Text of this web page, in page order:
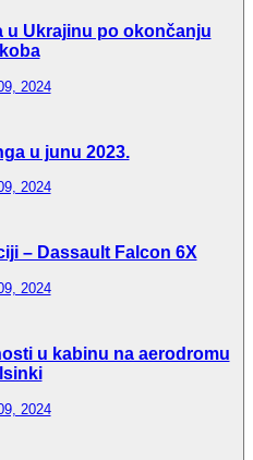
u Ukrajinu po okončanju
2024
u junu 2023.
2024
– Dassault Falcon 6X
2024
u kabinu na aerodromu
2024